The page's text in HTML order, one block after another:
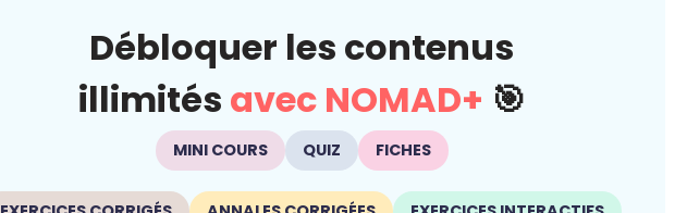
Débloquer les contenus
illimités avec NOMAD+ 🎯
MINI COURS QUIZ FICHES